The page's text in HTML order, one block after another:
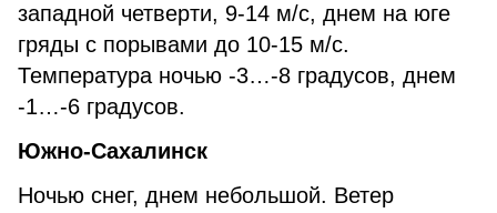
западной четверти, 9-14 м/с, днем на юге
гряды с порывами до 10-15 м/с.
Температура ночью -3…-8 градусов, днем
-1…-6 градусов.
Южно-Сахалинск
Ночью снег, днем небольшой. Ветер